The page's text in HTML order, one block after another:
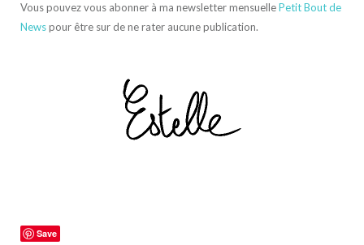
Vous pouvez vous abonner à ma newsletter mensuellePetit Bout de
Newspour être sur de ne rater aucune publication.
Save